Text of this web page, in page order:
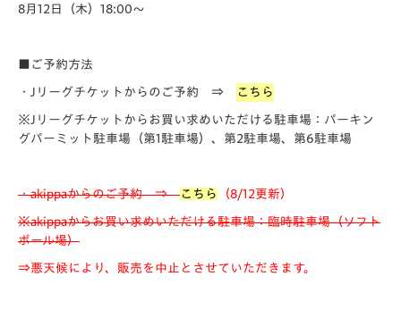
8月12日（木）18:00～
■ご予約方法
・Jリーグチケットからのご予約 ⇒ こちら
※Jリーグチケットからお買い求めいただける駐車場：パーキン
グパーミット駐車場（第1駐車場）、第2駐車場、第6駐車場
・akippaからのご予約 ⇒ こちら （8/12更新）
※akippaからお買い求めいただける駐車場：臨時駐車場（ソフト
ボール場）
⇒悪天候により、販売を中止とさせていただきます。